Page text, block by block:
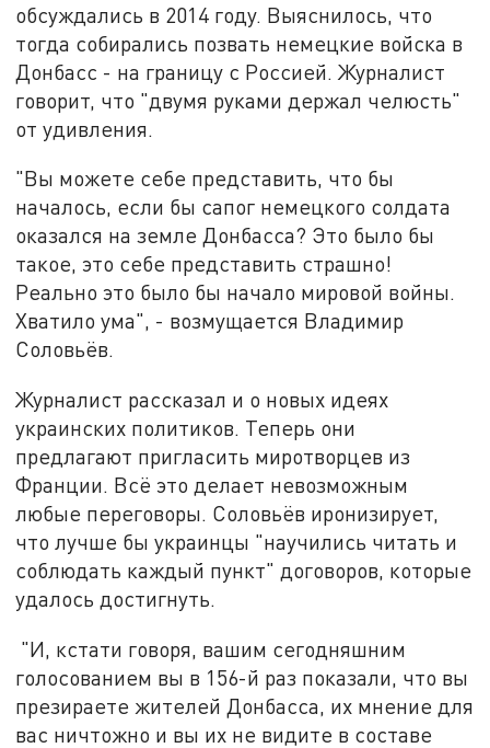
обсуждались в 2014 году. Выяснилось, что
тогда собирались позвать немецкие войска в
Донбасс - на границу с Россией. Журналист
говорит, что "двумя руками держал челюсть"
от удивления.
"Вы можете себе представить, что бы
началось, если бы сапог немецкого солдата
оказался на земле Донбасса? Это было бы
такое, это себе представить страшно!
Реально это было бы начало мировой войны.
Хватило ума", - возмущается Владимир
Соловьёв.
Журналист рассказал и о новых идеях
украинских политиков. Теперь они
предлагают пригласить миротворцев из
Франции. Всё это делает невозможным
любые переговоры. Соловьёв иронизирует,
что лучше бы украинцы "научились читать и
соблюдать каждый пункт" договоров, которые
удалось достигнуть.
"И, кстати говоря, вашим сегодняшним
голосованием вы в 156-й раз показали, что вы
презираете жителей Донбасса, их мнение для
вас ничтожно и вы их не видите в составе